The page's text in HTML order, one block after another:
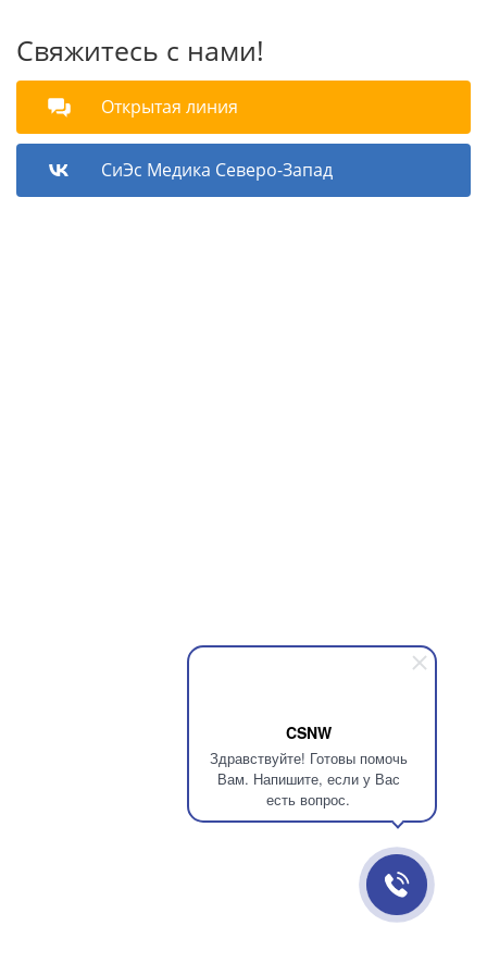
CSNW
Здравствуйте! Готовы помочь
Вам. Напишите, если у Вас
есть вопрос.
Свяжитесь с нами!
Открытая линия
СиЭс Медика Северо-Запад